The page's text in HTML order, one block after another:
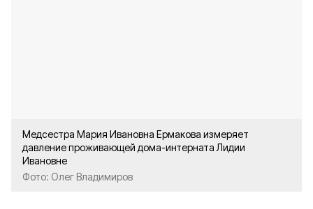
Медсестра Мария Ивановна Ермакова измеряет
давление проживающей дома-интерната Лидии
Ивановне
Фото: Олег Владимиров